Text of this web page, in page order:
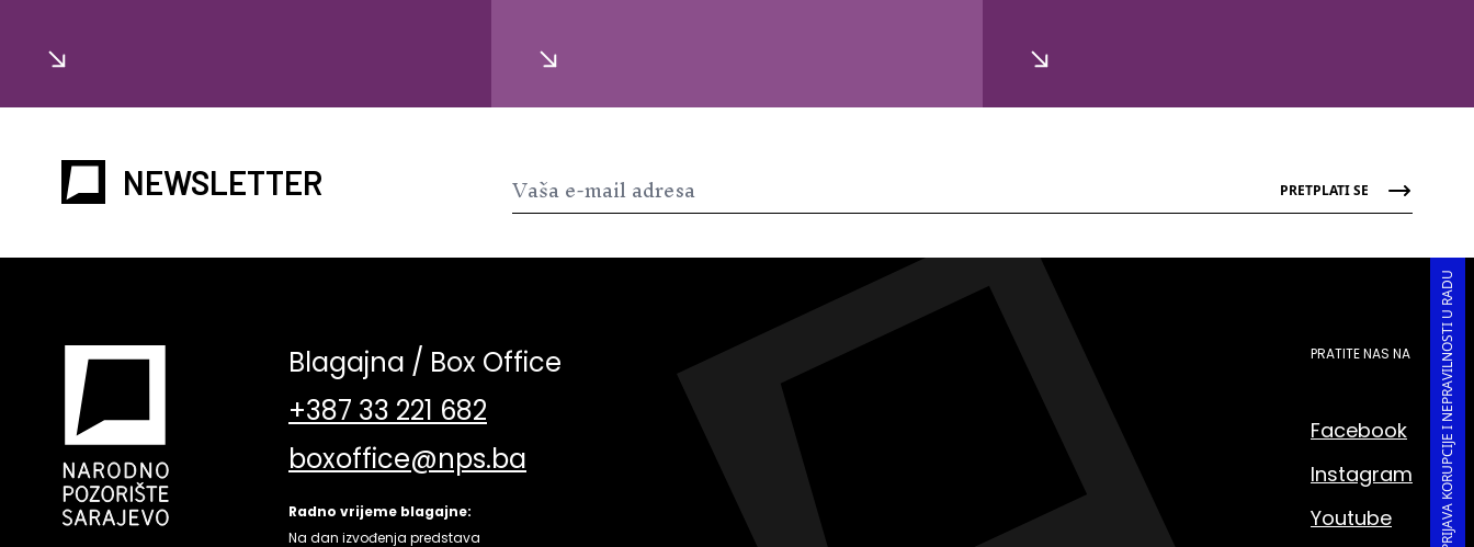
NEWSLETTER PRETPLATI SE
PRIJAVA KORUPCIJE I NEPRAVILNOSTI U RADU
Blagajna / Box Office
+387 33 221 682
boxoffice@nps.ba
Radno vrijeme blagajne:
Na dan izvođenja predstava
PRATITE NAS NA
Facebook
Instagram
Youtube